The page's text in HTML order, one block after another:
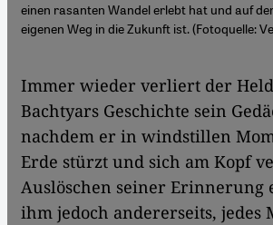
einen rasanten Wandel erlebt hat und auf
eigenen Weg in die Zukunft ist. (Fotoquelle:
Immer wieder verliert der
Bachtyars Geschichte sein
nachdem er in windstillen
Erde stürzt und sich am Kopf
Auslöschen seiner Erinnerung
ihm jedoch andererseits, jedes